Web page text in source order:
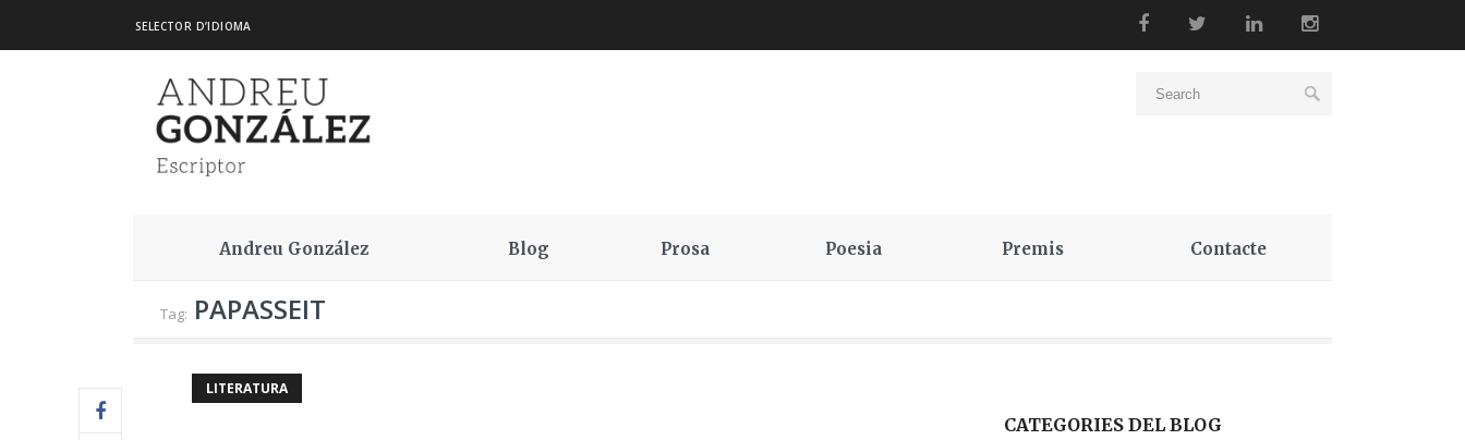
SELECTOR D’IDIOMA
Andreu González Blog Prosa Poesia Premis Contacte
Tag: PAPASSEIT
LITERATURA
CATEGORIES DEL BLOG